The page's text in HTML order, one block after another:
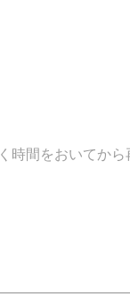
間をおいてから